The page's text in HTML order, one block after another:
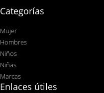
Categorías
Mujer
Hombres
Niños
Niñas
Marcas
Enlaces útiles